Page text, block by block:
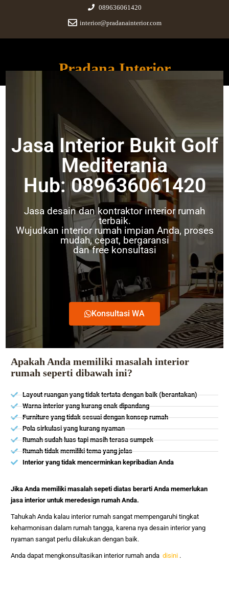
089636061420
interior@pradanainterior.com
Pradana Interior
Innovative Design and Build
Jasa Interior Bukit Golf
Mediterania 089636061420
Jasa Interior Bukit Golf
Mediterania
Hub: 089636061420
Jasa desain dan kontraktor interior rumah
terbaik.
Wujudkan interior rumah impian Anda, proses
mudah, cepat, bergaransi
dan free konsultasi
Konsultasi WA
Apakah Anda memiliki masalah interior
rumah seperti dibawah ini?
Layout ruangan yang tidak tertata dengan baik (berantakan)
Warna interior yang kurang enak dipandang
Furniture yang tidak sesuai dengan konsep rumah
Pola sirkulasi yang kurang nyaman
Rumah sudah luas tapi masih terasa sumpek
Rumah tidak memiliki tema yang jelas
Interior yang tidak mencerminkan kepribadian Anda
Jika Anda memiliki masalah sepeti diatas berarti Anda memerlukan
jasa interior untuk meredesign rumah Anda.
Tahukah Anda kalau interior rumah sangat mempengaruhi tingkat
keharmonisan dalam rumah tangga, karena nya desain interior yang
nyaman sangat perlu dilakukan dengan baik.
Anda dapat mengkonsultasikan interior rumah andadisini .